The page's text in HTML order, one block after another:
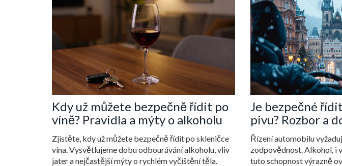
Kdy už můžete bezpečně řídit po
víně? Pravidla a mýty o alkoholu
Zjistěte, kdy už můžete bezpečně řídit po skleničce
vína. Vysvětlujeme dobu odbourávání alkoholu, vliv
jater a nejčastější mýty o rychlém vyčištění těla.
Je bezpečné
pivu? Rozbor a
Řízení automobilu
zodpovědnost. Alkohol, i
tuto schopnost výrazně